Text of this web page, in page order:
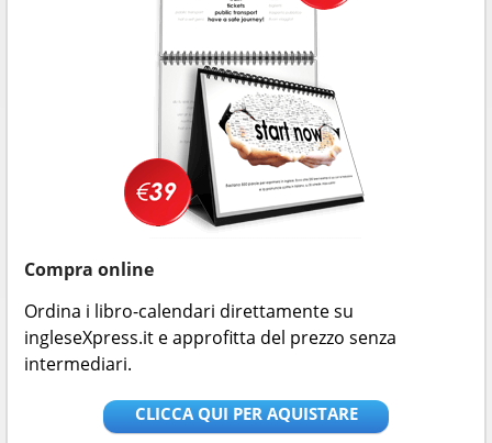
Compra online
Ordina i libro-calendari direttamente su
ingleseXpress.it e approfitta del prezzo senza
intermediari.
CLICCA QUI PER AQUISTARE